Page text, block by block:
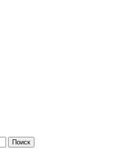
Поиск